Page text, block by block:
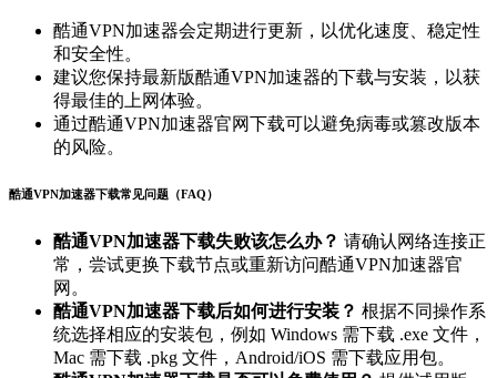
酷通VPN加速器会定期进行更新，以优化速度、稳定性
和安全性。
建议您保持最新版酷通VPN加速器的下载与安装，以获
得最佳的上网体验。
通过酷通VPN加速器官网下载可以避免病毒或篡改版本
的风险。
酷通VPN加速器下载常见问题（FAQ）
酷通VPN加速器下载失败该怎么办？ 请确认网络连接正
常，尝试更换下载节点或重新访问酷通VPN加速器官
网。
酷通VPN加速器下载后如何进行安装？ 根据不同操作系
统选择相应的安装包，例如 Windows 需下载 .exe 文件，
Mac 需下载 .pkg 文件，Android/iOS 需下载应用包。